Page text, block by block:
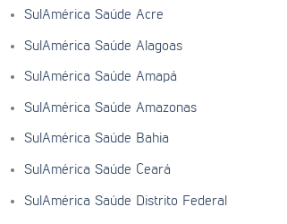
SulAmérica Saúde Acre
SulAmérica Saúde Alagoas
SulAmérica Saúde Amapá
SulAmérica Saúde Amazonas
SulAmérica Saúde Bahia
SulAmérica Saúde Ceará
SulAmérica Saúde Distrito Federal